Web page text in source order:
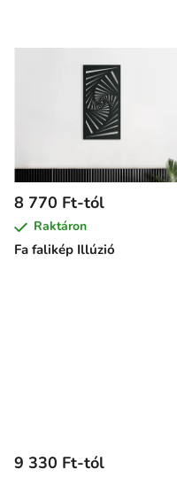
Fa falikép Illúzió
8 770 Ft-tól
Raktáron
9 330 Ft-tól